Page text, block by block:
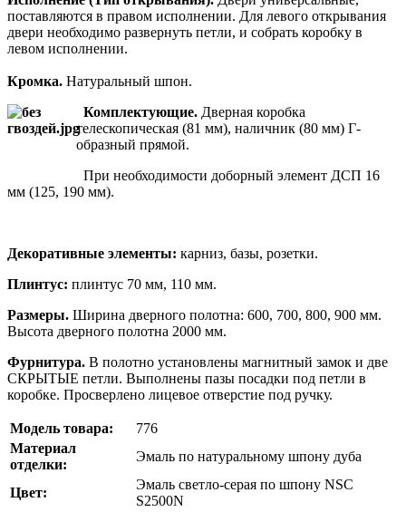
поставляются в правом исполнении. Для левого открывания
двери необходимо развернуть петли, и собрать коробку в
левом исполнении.
Кромка. Натуральный шпон.
Комплектующие. Дверная коробка
телескопическая (81 мм), наличник (80 мм) Г-
образный прямой.
При необходимости доборный элемент ДСП 16
мм (125, 190 мм).
Декоративные элементы: карниз, базы, розетки.
Плинтус: плинтус 70 мм, 110 мм.
Размеры. Ширина дверного полотна: 600, 700, 800, 900 мм.
Высота дверного полотна 2000 мм.
Фурнитура. В полотно установлены магнитный замок и две
СКРЫТЫЕ петли. Выполнены пазы посадки под петли в
коробке. Просверлено лицевое отверстие под ручку.
Модель товара:
776
Материал
отделки:
Эмаль по натуральному шпону дуба
Цвет:
Эмаль светло-серая по шпону NSC
S2500N